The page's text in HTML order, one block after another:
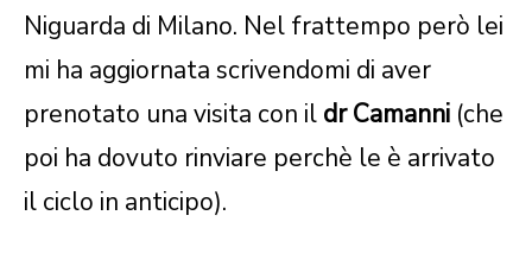
Niguarda di Milano. Nel frattempo però lei
mi ha aggiornata scrivendomi di aver
prenotato una visita con il dr Camanni (che
poi ha dovuto rinviare perchè le è arrivato
il ciclo in anticipo).